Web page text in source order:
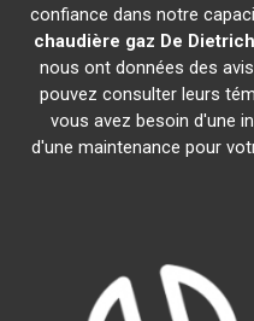
confiance dans notre
chaudière gaz De Dietrich
nous ont données des
pouvez consulter leurs
vous avez besoin d'une
d'une maintenance pour